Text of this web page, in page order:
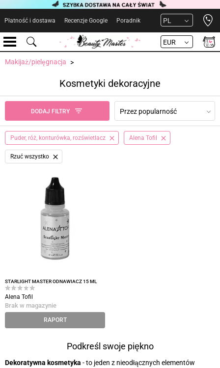
Płatność i dostawa Recenzje Google Poradnik PL
EUR
Makijaż/pielęgnacja
Kosmetyki dekoracyjne
DODAJ FILTRY Przez popularność
Puder, róż, konturówka, rozświetlacz Alena Tofil
Rzuć wszystko
STARLIGHT MASTER ODNAWIACZ 15 ML
Alena Tofil
Brak w magazynie
RAPORT
Podkreśl swoje piękno
Dekoratywna kosmetyka - to jeden z nieodłącznych elementów